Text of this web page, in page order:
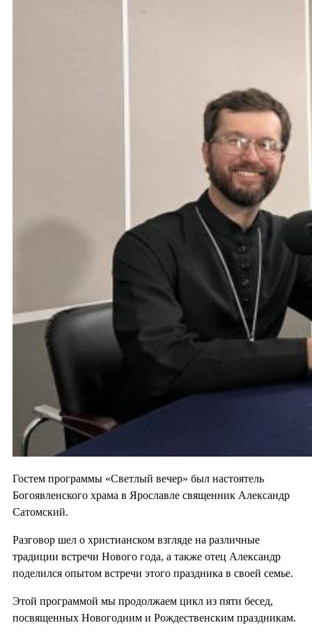
Гостем программы «Светлый вечер» был настоятель
Богоявленского храма в Ярославле священник Александр
Сатомский.
Разговор шел о христианском взгляде на различные
традиции встречи Нового года, а также отец Александр
поделился опытом встречи этого праздника в своей семье.
Этой программой мы продолжаем цикл из пяти бесед,
посвященных Новогодним и Рождественским праздникам.